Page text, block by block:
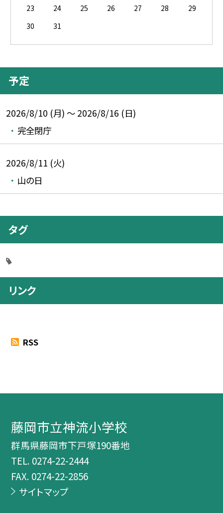
23
24 25 26 27 28
29
30
31
予定
2026/8/10 (月) ～ 2026/8/16 (日)
完全閉庁
2026/8/11 (火)
山の日
タグ
リンク
RSS
藤岡市立神流小学校
群馬県藤岡市下戸塚190番地
TEL. 0274-22-2444
FAX. 0274-22-2856
サイトマップ